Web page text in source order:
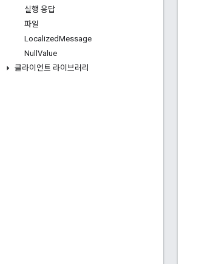
실행 응답
파일
LocalizedMessage
Null Value
클라이언트 라이브러리